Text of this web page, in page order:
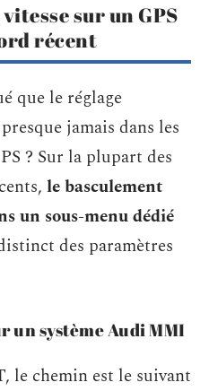
sur un GPS
récent
que le réglage
jamais dans les
? Sur la plupart des
le basculement
un sous-menu dédié
des paramètres
un système Audi MMI
le chemin est le suivant